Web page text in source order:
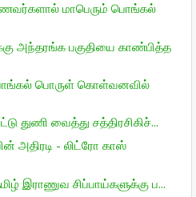
மாபெரும் பொங்கல்
அந்தரங்க பகுதியை காண்பித்த
பொருள் கொள்வனவில்
துணி வைத்து சத்திரசிகிச்...
அதிரடி - லிட்ரோ காஸ்
இராணுவ சிப்பாய்களுக்கு ப...